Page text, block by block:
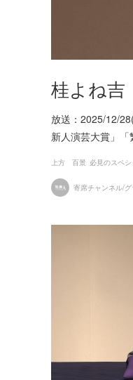
桂よね吉
放送：2025/12/
新人演芸大賞」
上方 百景 必見のスペシ
寄席チャンネル/